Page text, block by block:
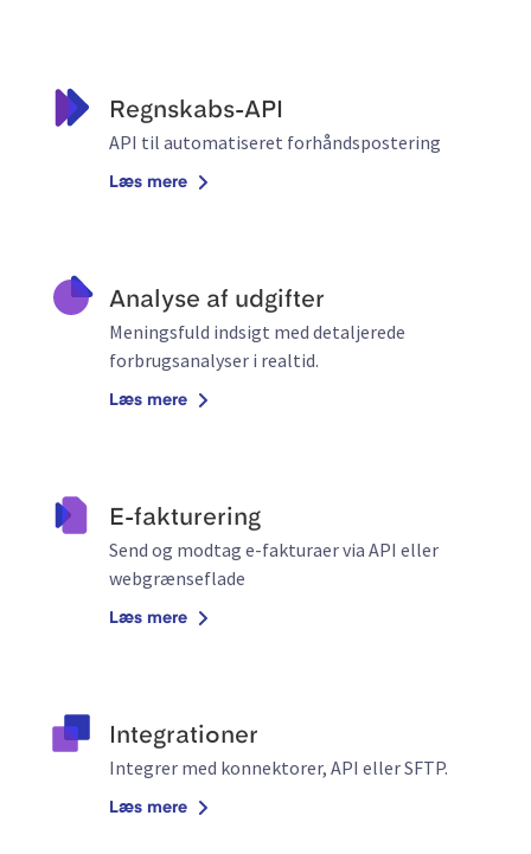
Regnskabs-API
API til automatiseret forhåndspostering
Læs mere
Analyse af udgifter
Meningsfuld indsigt med detaljerede
forbrugsanalyser i realtid.
Læs mere
E-fakturering
Send og modtag e-fakturaer via API eller
webgrænseflade
Læs mere
Integrationer
Integrer med konnektorer, API eller SFTP.
Læs mere